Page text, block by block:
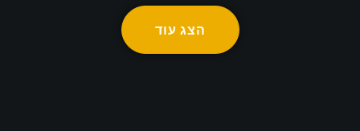
הצג עוד